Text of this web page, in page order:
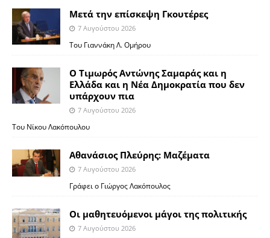
Μετά την επίσκεψη Γκουτέρες
7 Αυγούστου 2026
Του Γιαννάκη Λ. Ομήρου
Ο Τιμωρός Αντώνης Σαμαράς και η
Ελλάδα και η Νέα Δημοκρατία που δεν
υπάρχουν πια
7 Αυγούστου 2026
Του Νίκου Λακόπουλου
Αθανάσιος Πλεύρης: Μαζέματα
7 Αυγούστου 2026
Γράφει ο Γιώργος Λακόπουλος
Οι μαθητευόμενοι μάγοι της πολιτικής
7 Αυγούστου 2026